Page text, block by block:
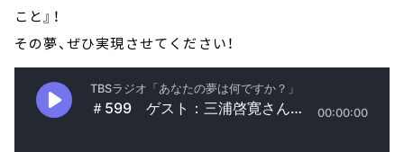
こと』！
その夢、ぜひ実現させてください！